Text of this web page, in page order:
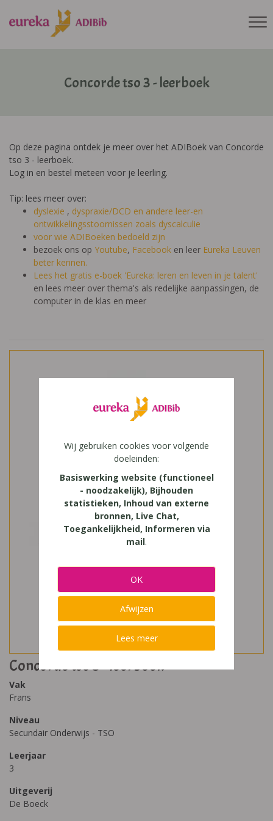
Concorde tso 3 - leerboek
Op deze pagina ontdek je meer over het ADIBoek van Concorde
tso 3 - leerboek.
Log in en bestel meteen voor je leerling.
Tip: lees meer over:
dyslexie , dyspraxie/DCD en andere leer-en
ontwikkelingsstoornissen zoals dyscalculie
voor wie ADIBoeken bedoeld zijn
bezoek ons op Youtube, Facebook en leer Eureka Leuven
beter kennen.
Lees het gratis e-boek 'Eureka: leren en leven in je talent'
en lees meer over thema's als redelijke aanpassingen, de
computer in de klas en meer
Concorde tso 3 - leerboek
Vak
Frans
Niveau
Secundair Onderwijs - TSO
Leerjaar
3
Uitgeverij
De Boeck
Wij gebruiken cookies voor volgende
doeleinden:
Basiswerking website (functioneel
- noodzakelijk), Bijhouden
statistieken, Inhoud van externe
bronnen, Live Chat,
Toegankelijkheid, Informeren via
mail.
OK
Afwijzen
Lees meer